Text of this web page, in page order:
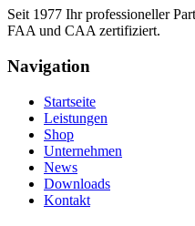
Seit 1977 Ihr professioneller
FAA und CAA zertifiziert.
Navigation
Startseite
Leistungen
Shop
Unternehmen
News
Downloads
Kontakt